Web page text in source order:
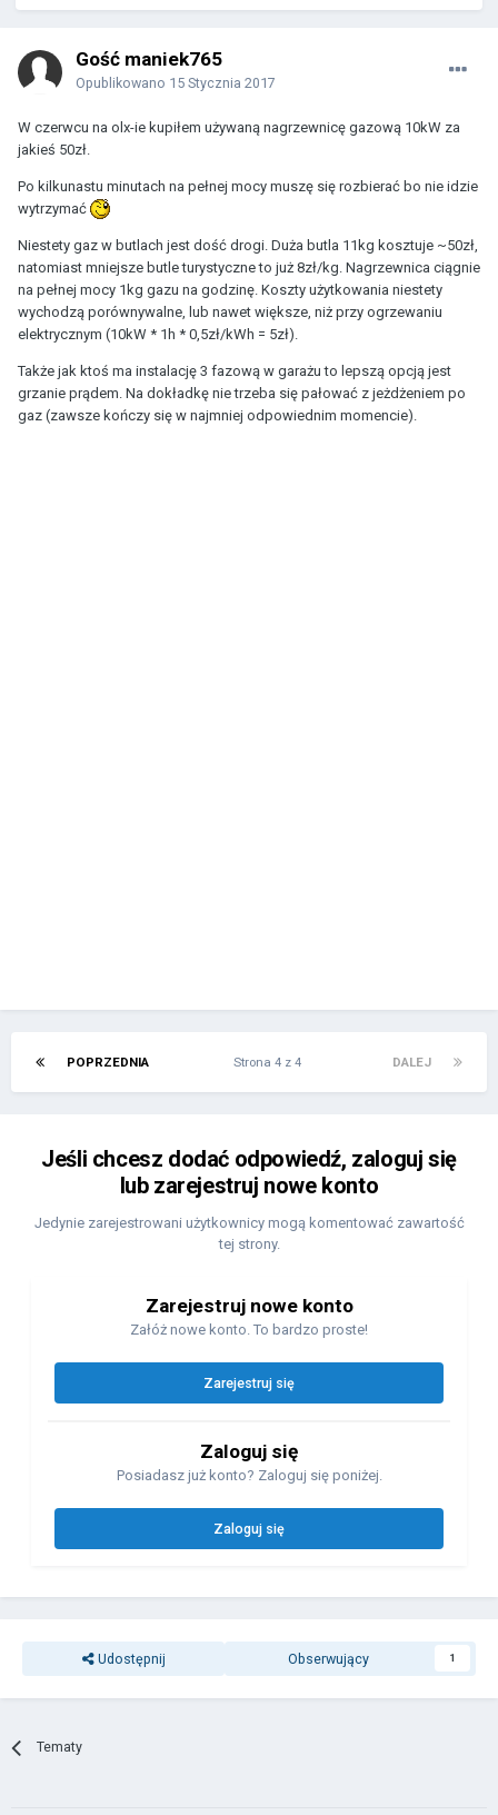
Gość maniek765
Opublikowano 15 Stycznia 2017
W czerwcu na olx-ie kupiłem używaną nagrzewnicę gazową 10kW za
jakieś 50zł.
Po kilkunastu minutach na pełnej mocy muszę się rozbierać bo nie idzie
wytrzymać
Niestety gaz w butlach jest dość drogi. Duża butla 11kg kosztuje ~50zł,
natomiast mniejsze butle turystyczne to już 8zł/kg. Nagrzewnica ciągnie
na pełnej mocy 1kg gazu na godzinę. Koszty użytkowania niestety
wychodzą porównywalne, lub nawet większe, niż przy ogrzewaniu
elektrycznym (10kW * 1h * 0,5zł/kWh = 5zł).
Także jak ktoś ma instalację 3 fazową w garażu to lepszą opcją jest
grzanie prądem. Na dokładkę nie trzeba się pałować z jeżdżeniem po
gaz (zawsze kończy się w najmniej odpowiednim momencie).
POPRZEDNIA DALEJ
Strona 4 z 4
Jeśli chcesz dodać odpowiedź, zaloguj się
lub zarejestruj nowe konto
Jedynie zarejestrowani użytkownicy mogą komentować zawartość
tej strony.
Zarejestruj nowe konto
Załóż nowe konto. To bardzo proste!
Zarejestruj się
Zaloguj się
Posiadasz już konto? Zaloguj się poniżej.
Zaloguj się
Udostępnij Obserwujący 1
Tematy